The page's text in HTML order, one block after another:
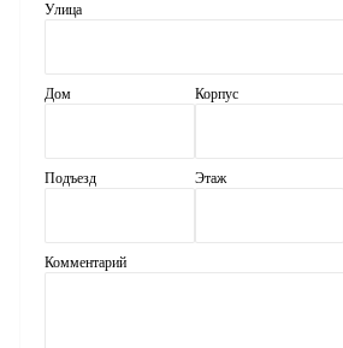
Улица
Дом Корпус
Подъезд Этаж
Комментарий